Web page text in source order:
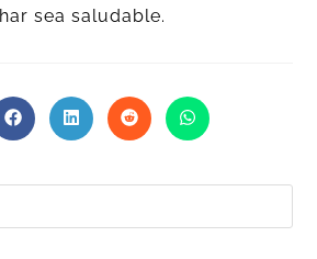
sea saludable.